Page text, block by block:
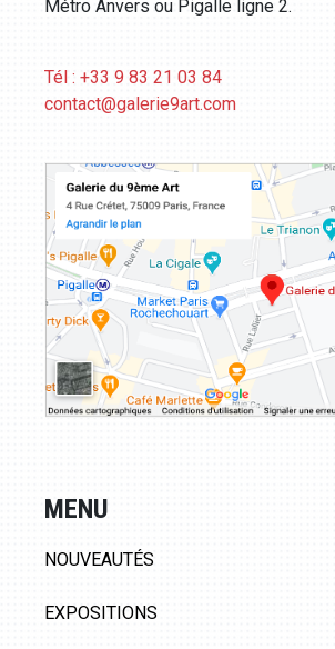
Métro Anvers ou Pigalle ligne 2.
Tél : +33 9 83 21 03 84
contact@galerie9art.com
MENU
NOUVEAUTÉS
EXPOSITIONS